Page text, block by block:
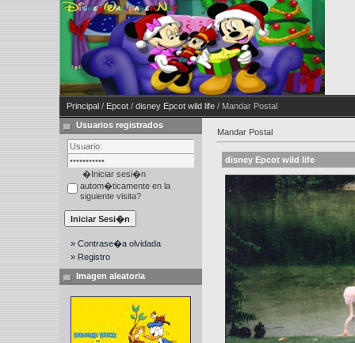
Principal / Epcot / disney Epcot wild life / Mandar Postal
Usuarios registrados
�Iniciar sesi�n
autom�ticamente en la
siguiente visita?
» Contrase�a olvidada
» Registro
Imagen aleatoria
Mandar Postal
disney Epcot wild life